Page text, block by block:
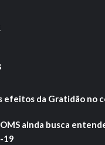
efeitos da Gratidão no
ainda busca
19